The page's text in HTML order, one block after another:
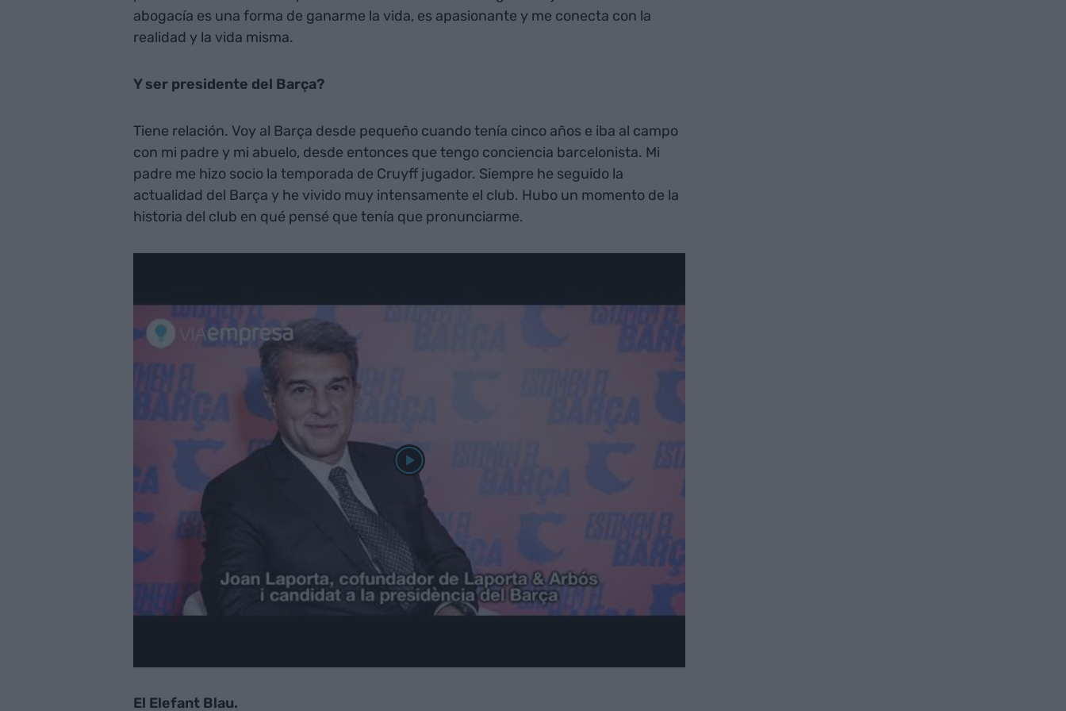
abogacía es una forma de ganarme la vida, es apasionante y me conecta con la
realidad y la vida misma.
Y ser presidente del Barça?
Tiene relación. Voy al Barça desde pequeño cuando tenía cinco años e iba al campo
con mi padre y mi abuelo, desde entonces que tengo conciencia barcelonista. Mi
padre me hizo socio la temporada de Cruyff jugador. Siempre he seguido la
actualidad del Barça y he vivido muy intensamente el club. Hubo un momento de la
historia del club en qué pensé que tenía que pronunciarme.
El Elefant Blau.